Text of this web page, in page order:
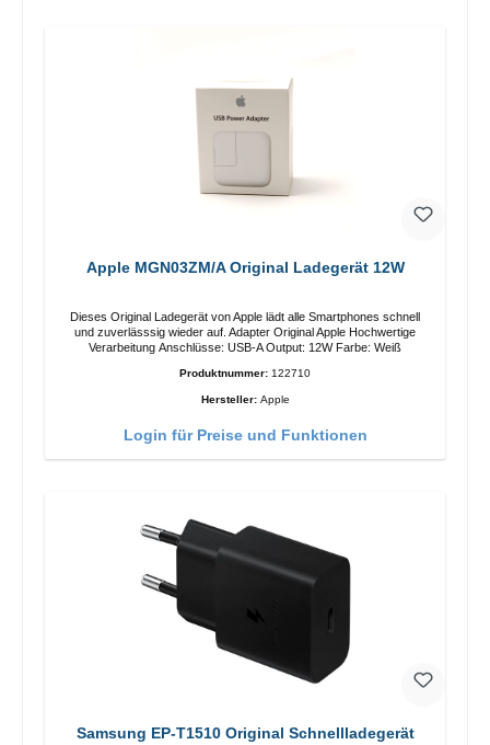
Apple MGN03ZM/A Original Ladegerät 12W
Dieses Original Ladegerät von Apple lädt alle Smartphones schnell
und zuverlässsig wieder auf. Adapter Original Apple Hochwertige
Verarbeitung Anschlüsse: USB-A Output: 12W Farbe: Weiß
Produktnummer: 122710
Hersteller: Apple
Login für Preise und Funktionen
Samsung EP-T1510 Original Schnellladegerät